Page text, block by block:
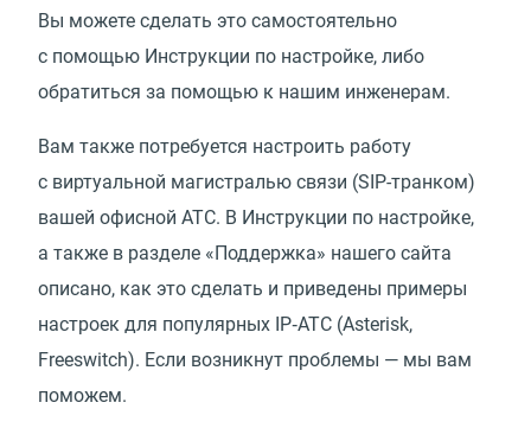
Вы можете сделать это самостоятельно
с помощью Инструкции по настройке, либо
обратиться за помощью к нашим инженерам.
Вам также потребуется настроить работу
с виртуальной магистралью связи (SIP-транком)
вашей офисной АТС. В Инструкции по настройке,
а также в разделе «Поддержка» нашего сайта
описано, как это сделать и приведены примеры
настроек для популярных IP‑АТС (Asterisk,
Freeswitch). Если возникнут проблемы — мы вам
поможем.